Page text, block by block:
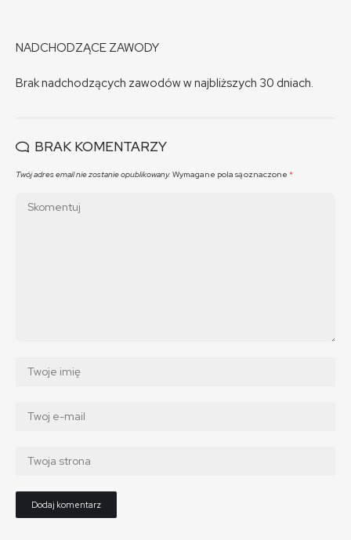
NADCHODZĄCE ZAWODY
Brak nadchodzących zawodów w najbliższych 30 dniach.
BRAK KOMENTARZY
Twój adres email nie zostanie opublikowany. Wymagane pola są oznaczone *